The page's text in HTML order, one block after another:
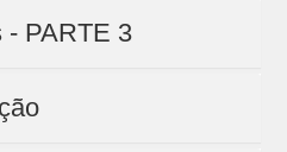
- PARTE 3